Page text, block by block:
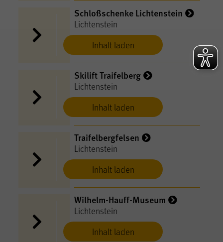
Inhalt laden
Schloßschenke Lichtenstein
Lichtenstein
Inhalt laden
Skilift Traifelberg
Lichtenstein
Inhalt laden
Traifelbergfelsen
Lichtenstein
Inhalt laden
Wilhelm-Hauff-Museum
Lichtenstein